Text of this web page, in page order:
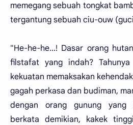
memegang sebuah tongkat
tergantung sebuah ciu-ouw
"He-he-he...! Dasar orang
filstafat yang indah? Tahunya
kekuatan memaksakan
gagah perkasa dan budiman,
dengan orang gunung
berkata demikian, kakek